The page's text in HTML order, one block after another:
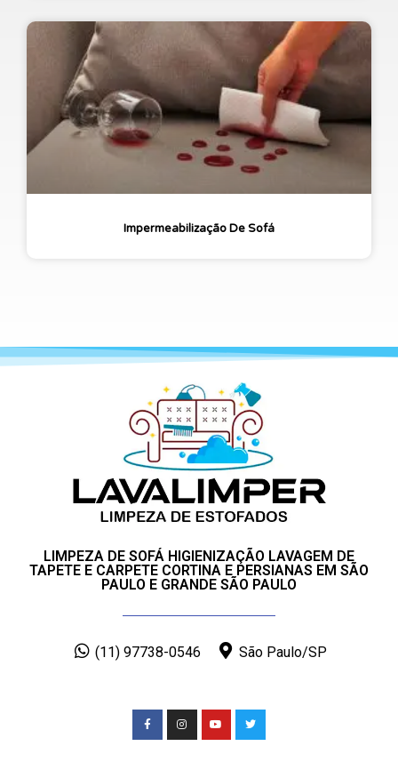
Impermeabilização De Sofá
LIMPEZA DE SOFÁ HIGIENIZAÇÃO LAVAGEM DE
TAPETE E CARPETE CORTINA E PERSIANAS EM SÃO
PAULO E GRANDE SÃO PAULO
(11) 97738-0546 São Paulo/SP